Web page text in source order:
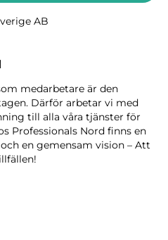
AB
medarbetare är den
Därför arbetar vi med
till alla våra tjänster för
Professionals Nord finns en
en gemensam vision – Att